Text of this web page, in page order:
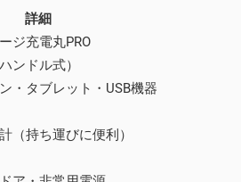
詳細
ジ充電丸PRO
ンドル式）
・タブレット・USB機器
（持ち運びに便利）